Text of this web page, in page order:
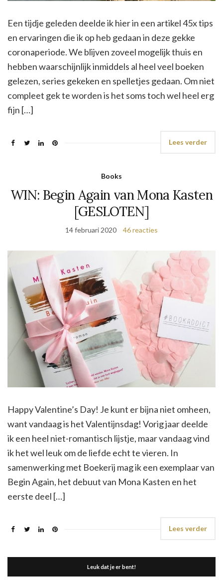
Een tijdje geleden deelde ik hier in een artikel 45x tips
en ervaringen die ik op heb gedaan in deze gekke
coronaperiode. We blijven zoveel mogelijk thuis en
hebben waarschijnlijk inmiddels al heel veel boeken
gelezen, series gekeken en spelletjes gedaan. Om niet
compleet gek te worden is het soms toch wel heel erg
fijn […]
Lees verder
Books
WIN: Begin Again van Mona Kasten
[GESLOTEN]
14 februari 2020 46 reacties
Happy Valentine’s Day! Je kunt er bijna niet omheen,
want vandaag is het Valentijnsdag! Vorig jaar deelde
ik een heel niet-romantisch lijstje, maar vandaag vind
ik het wel leuk om de liefde echt te vieren. In
samenwerking met Boekerij mag ik een exemplaar van
Begin Again, het debuut van Mona Kasten en het
eerste deel […]
Lees verder
Leuk dat je er bent!